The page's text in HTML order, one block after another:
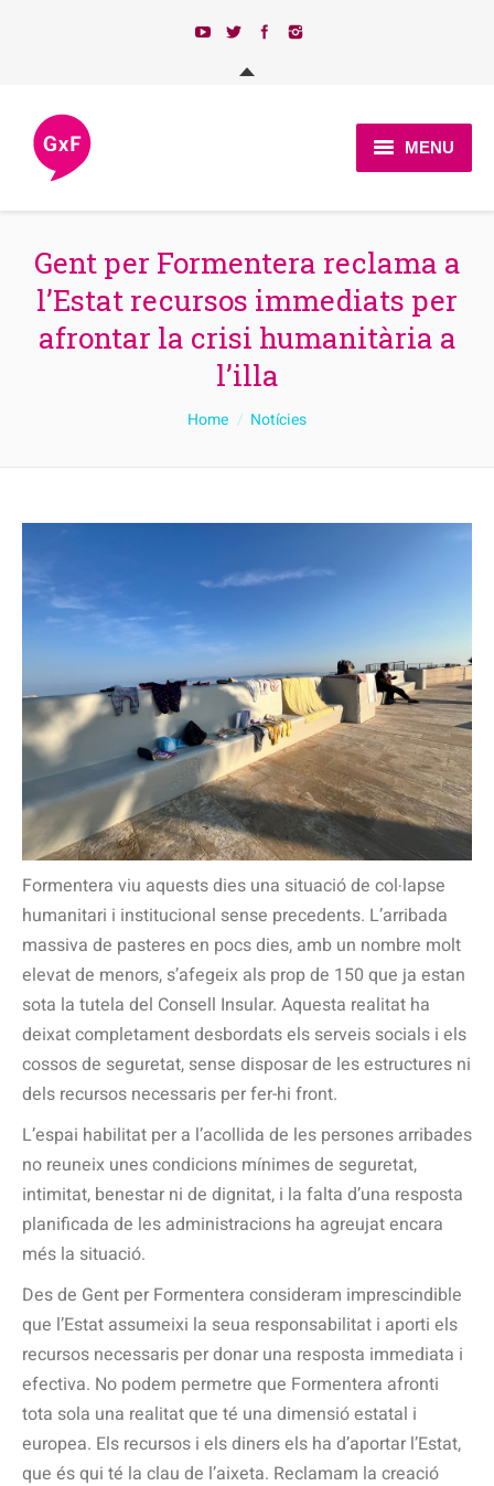
MENU
Qui som?
Actualitat
Programa
Candidatures 2023
Afilia’t
Gent per Formentera reclama a
l’Estat recursos immediats per
afrontar la crisi humanitària a
l’illa
Home Notícies
Formentera viu aquests dies una situació de col·lapse
humanitari i institucional sense precedents. L’arribada
massiva de pasteres en pocs dies, amb un nombre molt
elevat de menors, s’afegeix als prop de 150 que ja estan
sota la tutela del Consell Insular. Aquesta realitat ha
deixat completament desbordats els serveis socials i els
cossos de seguretat, sense disposar de les estructures ni
dels recursos necessaris per fer-hi front.
L’espai habilitat per a l’acollida de les persones arribades
no reuneix unes condicions mínimes de seguretat,
intimitat, benestar ni de dignitat, i la falta d’una resposta
planificada de les administracions ha agreujat encara
més la situació.
Des de Gent per Formentera consideram imprescindible
que l’Estat assumeixi la seua responsabilitat i aporti els
recursos necessaris per donar una resposta immediata i
efectiva. No podem permetre que Formentera afronti
tota sola una realitat que té una dimensió estatal i
europea. Els recursos i els diners els ha d’aportar l’Estat,
que és qui té la clau de l’aixeta. Reclamam la creació